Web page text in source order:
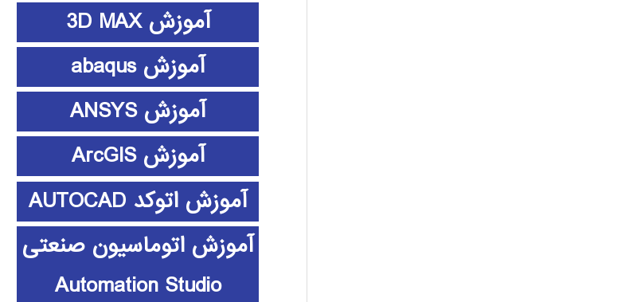
آموزش 3D MAX
آموزش abaqus
آموزش ANSYS
آموزش ArcGIS
آموزش اتوکد AUTOCAD
آموزش اتوماسیون صنعتی
Automation Studio